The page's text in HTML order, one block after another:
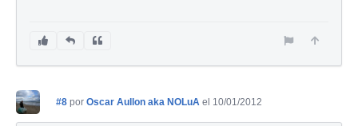
#8 por Oscar Aullon aka NOLuA el 10/01/2012